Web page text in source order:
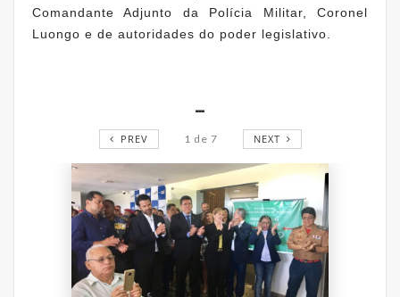
Comandante Adjunto da Polícia Militar, Coronel
Luongo e de autoridades do poder legislativo.
PREV 1 de 7 NEXT